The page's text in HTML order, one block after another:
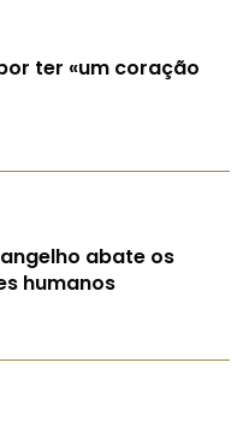
ter «um coração
abate os
humanos